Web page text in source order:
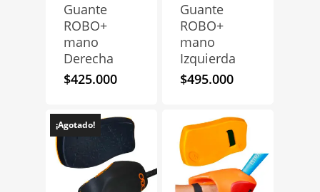
Guante
ROBO+
mano
Derecha
$425.000
Guante
ROBO+
mano
Izquierda
$495.000
¡Agotado!